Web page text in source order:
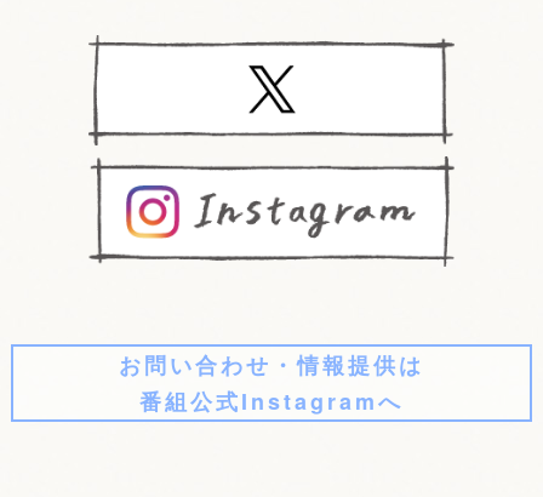
お問い合わせ・情報提供は
番組公式Instagramへ